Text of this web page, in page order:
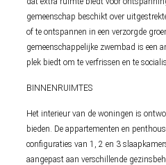
gemeenschap beschikt over
of te ontspannen in een verzorgde
gemeenschappelijke zwembad is een
plek biedt om te verfrissen en te
BINNENRUIMTES
Het interieur van de woningen is
bieden. De appartementen en
configuraties van 1, 2 en 3
aangepast aan verschillende